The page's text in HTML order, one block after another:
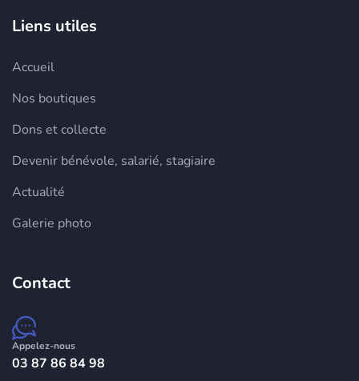
Liens utiles
Accueil
Nos boutiques
Dons et collecte
Devenir bénévole, salarié, stagiaire
Actualité
Galerie photo
Contact
Appelez-nous
03 87 86 84 98